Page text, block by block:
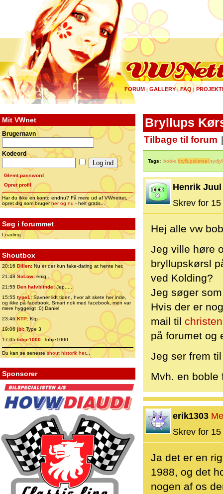
FORUM | GALLERY|FAQ |
Mit VWnet
Brugernavn
Kodeord
Glemt password
Opret profil
Har du ikke en konto endnu? Få mere ud af VWnettet,
opret dig som brugerher og nu - helt gratis...
Søg i forummet
Loading
Shoutbox
20:16 Dillen: Nu er der kun fake-dating at hente her.
21:48 SoLow:enig..
21:55 Den halvblinde:Jep.....
15:55 type1:Savner lidt tiden, hvor alt skete her inde,
og ikke på facebook. Smart nok med facebook, men var
mere hyggeligt ;0) Daniel
23:46 KTP:Ktp
19:06jbl:Type 3
17:05tobje1000: Tobje1000
Du kan se senesteshout historik her...
Sponsorer
Bryllups
Tilbage til forum
Tags: boble bryllupskørsel
Henrik Juul
Skrev for
Hej alle vw
Jeg ville høre
bryllupskørsl
ved Kolding?
Jeg søger
Hvis der er
mail til
på forumet og
Jeg ser frem
Mvh. en boble
erik1303
Skrev for
Ja det er en
1988, og det
nogen af os